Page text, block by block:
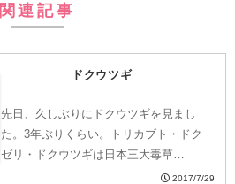
関連記事
ドクウツギ
先日、久しぶりにドクウツギを見まし
た。3年ぶりくらい。トリカブト・ドク
ゼリ・ドクウツギは日本三大毒草…
2017/7/29